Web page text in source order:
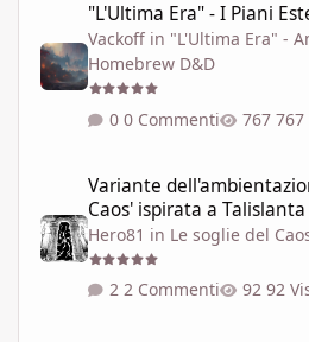
"L'Ultima Era" - I Piani
Vackoff in "L'Ultima Era" -
Homebrew D&D
0 Commenti
Variante
Caos' ispirata a Talislanta
Hero81 in Le soglie del
2 Commenti 92